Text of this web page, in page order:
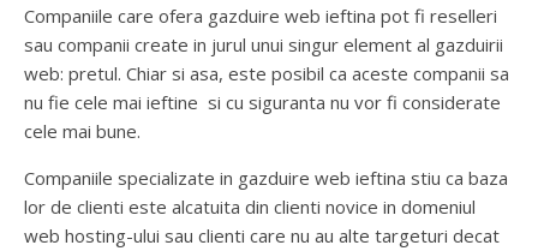
Companiile care ofera gazduire web ieftina pot fi reselleri
sau companii create in jurul unui singur element al gazduirii
web: pretul. Chiar si asa, este posibil ca aceste companii sa
nu fie cele mai ieftine si cu siguranta nu vor fi considerate
cele mai bune.
Companiile specializate in gazduire web ieftina stiu ca baza
lor de clienti este alcatuita din clienti novice in domeniul
web hosting-ului sau clienti care nu au alte targeturi decat